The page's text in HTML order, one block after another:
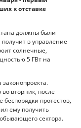
к отставке
должны были
в управление
солнечные,
5 ГВт на
вторник, после
протестов,
ему получить
сектора.